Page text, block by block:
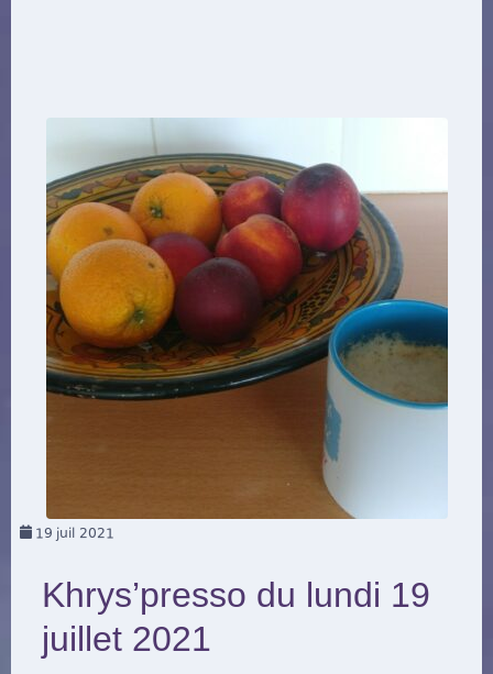
19 juil 2021
Khrys’presso du lundi 19
juillet 2021